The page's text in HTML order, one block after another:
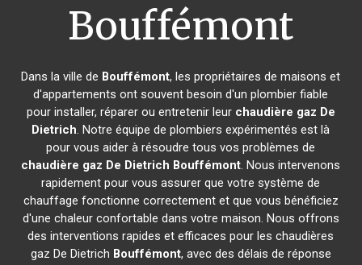
Bouffémont
Dans la ville de Bouffémont, les propriétaires de maisons et
d'appartements ont souvent besoin d'un plombier fiable
pour installer, réparer ou entretenir leur chaudière gaz De
Dietrich. Notre équipe de plombiers expérimentés est là
pour vous aider à résoudre tous vos problèmes de
chaudière gaz De Dietrich Bouffémont. Nous intervenons
rapidement pour vous assurer que votre système de
chauffage fonctionne correctement et que vous bénéficiez
d'une chaleur confortable dans votre maison. Nous offrons
des interventions rapides et efficaces pour les chaudières
gaz De Dietrich Bouffémont, avec des délais de réponse